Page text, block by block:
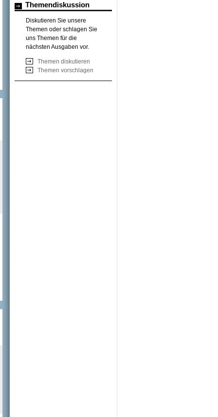
Themendiskussion
Diskutieren Sie unsere
Themen oder schlagen Sie
uns Themen für die
nächsten Ausgaben vor.
Themen diskutieren
Themen vorschlagen